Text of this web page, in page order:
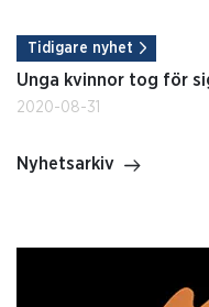
Tidigare nyhet
Unga kvinnor tog för
2020-08-31
Nyhetsarkiv